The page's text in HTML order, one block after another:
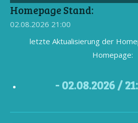
Homepage Stand:
02.08.2026 21:00
letzte Aktualisierung der
Homepage:
- 02.08.2026 / 21